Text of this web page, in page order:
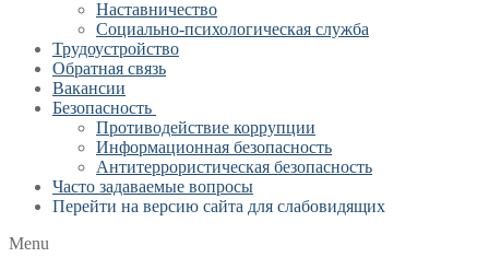
Наставничество
Социально-психологическая служба
Трудоустройство
Обратная связь
Вакансии
Безопасность
Противодействие коррупции
Информационная безопасность
Антитеррористическая безопасность
Часто задаваемые вопросы
Перейти на версию сайта для слабовидящих
Menu